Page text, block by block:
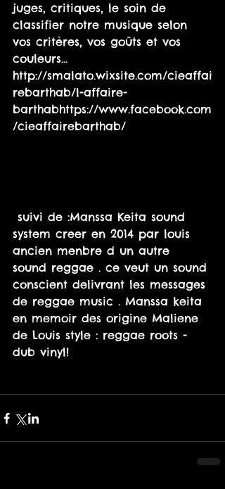
juges, critiques, le soin de
classifier notre musique selon
vos critères, vos goûts et vos
couleurs...
http://smalato.wixsite.com/cieaffai
rebarthab/l-affaire-
barthabhttps://www.facebook.com
/cieaffairebarthab/
system creer en 2014 par louis
ancien menbre d un autre
sound reggae . ce veut un sound
conscient delivrant les messages
de reggae music . Manssa keita
en memoir des origine Maliene
de Louis style : reggae roots -
dub vinyl!